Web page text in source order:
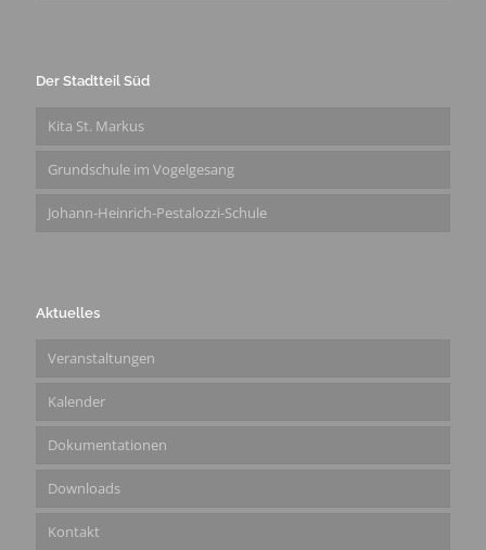
Der Stadtteil Süd
Kita St. Markus
Grundschule im Vogelgesang
Johann-Heinrich-Pestalozzi-Schule
Aktuelles
Veranstaltungen
Kalender
Dokumentationen
Downloads
Kontakt